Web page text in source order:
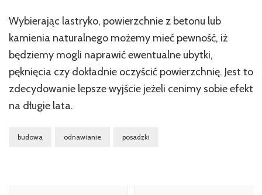
Wybierając lastryko, powierzchnie z betonu lub
kamienia naturalnego możemy mieć pewność, iż
będziemy mogli naprawić ewentualne ubytki,
pęknięcia czy dokładnie oczyścić powierzchnię. Jest to
zdecydowanie lepsze wyjście jeżeli cenimy sobie efekt
na długie lata.
budowa odnawianie posadzki